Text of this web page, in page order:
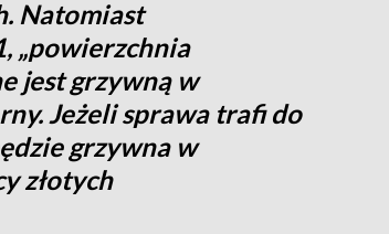
Natomiast
„powierzchnia
jest grzywną w
Jeżeli sprawa trafi do
grzywna w
złotych